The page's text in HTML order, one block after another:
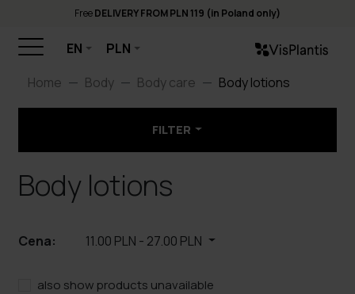
FreeDELIVERY FROM PLN 119 (in Poland only)
EN
PLN
Home
Body Body care Body lotions
FILTER
Body lotions
Cena: 11.00 PLN - 27.00 PLN
also show products unavailable